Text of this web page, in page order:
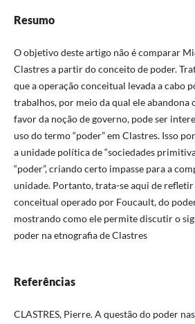
Resumo
O objetivo deste artigo não é comparar
Clastres a partir do conceito de poder.
que a operação conceitual levada a cabo
trabalhos, por meio da qual ele abandona
favor da noção de governo, pode ser
uso do termo “poder” em Clastres. Isso
a unidade política de “sociedades
“poder”, criando certo impasse para a
unidade. Portanto, trata-se aqui de
conceitual operado por Foucault, do
mostrando como ele permite discutir o
poder na etnografia de Clastres
Referências
CLASTRES, Pierre. A questão do poder